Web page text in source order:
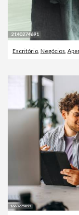
Escritório, Negócios,